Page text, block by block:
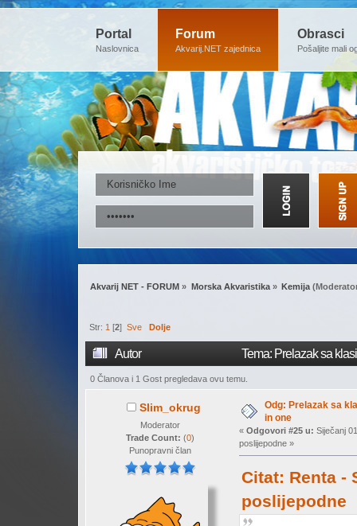
Portal
Naslovnica
Forum
Akvarij.NET zajednica
Obrasci
Pošaljite mali
Akvarij NET - FORUM » Morska Akvaristika» Kemija
Str:1 [2]Sve Dolje
Autor Tema: Prelazak sa
0 Članova i 1 Gost pregledava ovu temu.
Slim_okrug
Moderator
Trade Count: (0)
Punopravni član
Odg: Prelazak sa
in one
« Odgovori #25 u: Siječanj
poslijepodne »
Citat: Renta -
poslijepodne